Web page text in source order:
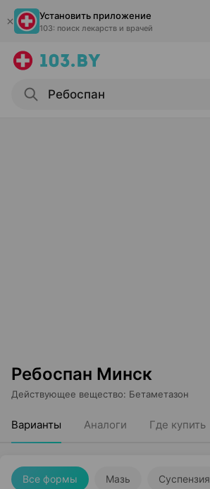
Установить приложение
103: поиск лекарств и врачей
Ребоспан Минск
Действующее вещество: Бетаметазон
Варианты Аналоги Где купить
Все формы Мазь Суспензия